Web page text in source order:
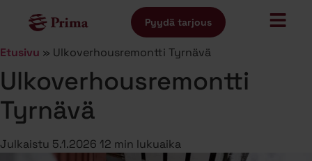
Pyydä tarjous
Etusivu » Ulkoverhousremontti Tyrnävä
Ulkoverhousremontti
Tyrnävä
Julkaistu 5.1.2026 12 min lukuaika